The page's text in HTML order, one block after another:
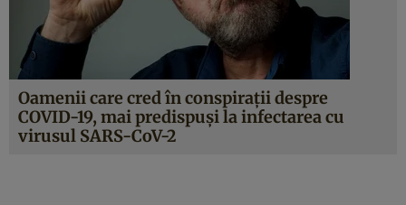
Oamenii care cred în conspirații despre
COVID-19, mai predispuși la infectarea cu
virusul SARS-CoV-2